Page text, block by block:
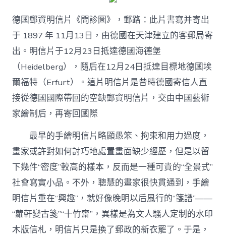
德國郵資明信片《問診圖》，郵路：此片書寫并寄出
于 1897 年 11月13日，由德國在天津建立的客郵局寄
出。明信片于12月23日抵達德國海德堡
（Heidelberg），隨后在12月24日抵達目標地德國埃
爾福特（Erfurt）。這片明信片是昔時德國寄信人直
接從德國國際帶回的空缺郵資明信片，交由中國藝術
家繪制后，再寄回國際
最早的手繪明信片略顯愚笨、拘束和用力過度，
畫家或許對如何討巧地處置畫面缺少經歷，但是以留
下幾件“密度”較高的樣本，反而是一種可貴的“全景式”
社會寫實小品。不外，聰慧的畫家很快貫通到，手繪
明信片重在“興趣”，就好像晚明以后風行的“箋譜”——
“蘿軒變古箋”“十竹齋”，異樣是為文人騷人定制的水印
木版信札，明信片只是換了郵政的新衣罷了。于是，